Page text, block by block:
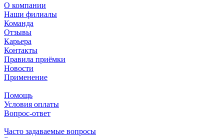
О компании
Наши филиалы
Команда
Отзывы
Карьера
Контакты
Правила приёмки
Новости
Применение
Помощь
Условия оплаты
Вопрос-ответ
Часто задаваемые вопросы